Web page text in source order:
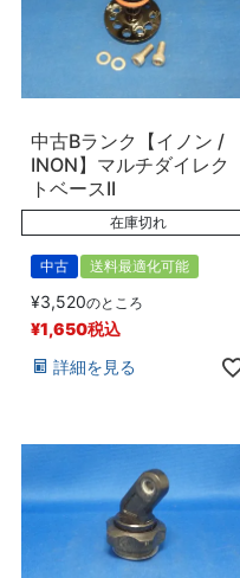
中古Bランク【イノン /
INON】マルチダイレク
トベースII
在庫切れ
中古 送料最適化可能
¥3,520のところ
¥1,650税込
詳細を見る